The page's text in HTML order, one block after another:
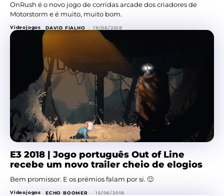
OnRush é o novo jogo de corridas arcade dos criadores de
Motorstorm e é muito, muito bom.
Videojogos DAVID FIALHO - 18/06/2018
E3 2018 | Jogo português Out of Line
recebe um novo trailer cheio de elogios
Bem promissor. E os prémios falam por si. 🙂
Videojogos ECHO BOOMER - 15/06/2018